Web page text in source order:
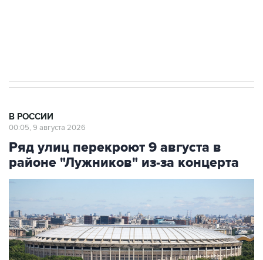
В РОССИИ
00:05, 9 августа 2026
Ряд улиц перекроют 9 августа в
районе "Лужников" из-за концерта